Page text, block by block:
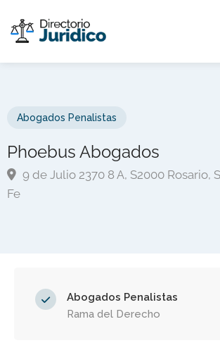
Abogados Penalistas
Phoebus Abogados
9 de Julio 2370 8 A, S2000 Rosario,
Fe
Abogados Penalistas
Rama del Derecho